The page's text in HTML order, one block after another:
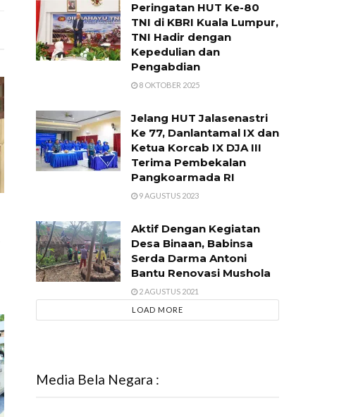
Peringatan HUT Ke-80
TNI di KBRI Kuala Lumpur,
TNI Hadir dengan
Kepedulian dan
Pengabdian
8 OKTOBER 2025
Jelang HUT Jalasenastri
Ke 77, Danlantamal IX dan
Ketua Korcab IX DJA III
Terima Pembekalan
Pangkoarmada RI
9 AGUSTUS 2023
Aktif Dengan Kegiatan
Desa Binaan, Babinsa
Serda Darma Antoni
Bantu Renovasi Mushola
2 AGUSTUS 2021
LOAD MORE
Media Bela Negara :